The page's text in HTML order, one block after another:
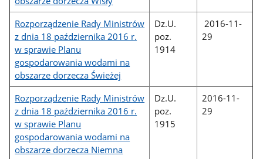
Rozporządzenie Rady Ministrów
z dnia 18 października 2016 r.
w sprawie Planu
gospodarowania wodami na
obszarze dorzecza Świeżej
Dz.U.
poz.
1914
2016-11-
29
Rozporządzenie Rady Ministrów
z dnia 18 października 2016 r.
w sprawie Planu
gospodarowania wodami na
obszarze dorzecza Niemna
Dz.U.
poz.
1915
2016-11-
29